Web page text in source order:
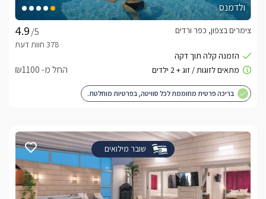
ולדמנס
/5
צימרים בצפון, כפר ורדים
החל מ- ₪1100
בריכה פרטית מחוממת לכל סוויטה, בפרטיות מוחלטת.
שובר מילואים